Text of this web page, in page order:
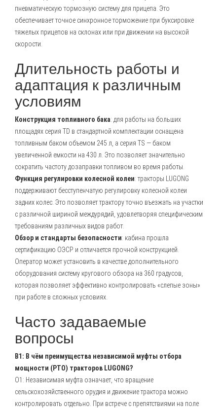
пневматическую тормозную систему для прицепа. Это
обеспечивает точное синхронное торможение при буксировке
тяжелых прицепов на склонах или при движении на высокой
скорости.
Длительность работы и
адаптация к различным
условиям
Конструкция топливного бака: для работы на больших
площадях серия TD в стандартной комплектации оснащена
топливным баком объемом 245 л, а серия TS — баком
увеличенной емкости на 430 л. Это позволяет значительно
сократить частоту дозаправки топливом во время работы.
Функция регулировки колесной колеи: тракторы LUGONG
поддерживают бесступенчатую регулировку колесной колеи
задних колес. Это позволяет трактору точно въезжать на участки
с различной шириной междурядий, удовлетворяя специфическим
требованиям различных видов работ.
Обзор и стандарты безопасности: кабина прошла
сертификацию ОЭСР и отличается прочной конструкцией.
Оператор может установить в качестве дополнительного
оборудования систему кругового обзора на 360 градусов,
которая позволяет эффективно контролировать «слепые зоны»
при работе в сложных условиях.
Часто задаваемые
вопросы
В1: В чём преимущества независимой муфты отбора
мощности (PTO) тракторов LUGONG?
О1: Независимая муфта означает, что вращение
сельскохозяйственного орудия и движение трактора можно
контролировать отдельно. При встрече с препятствиями на поле